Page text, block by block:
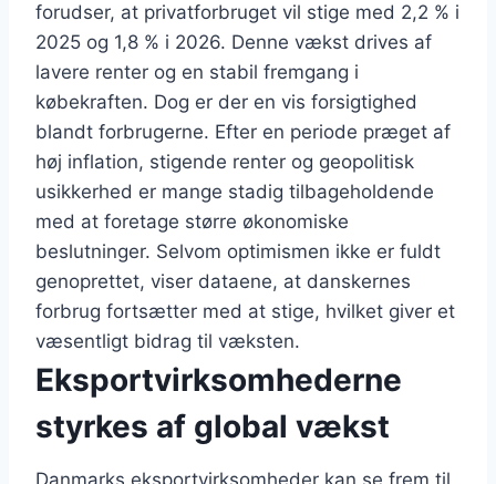
forudser, at privatforbruget vil stige med 2,2 % i
2025 og 1,8 % i 2026. Denne vækst drives af
lavere renter og en stabil fremgang i
købekraften. Dog er der en vis forsigtighed
blandt forbrugerne. Efter en periode præget af
høj inflation, stigende renter og geopolitisk
usikkerhed er mange stadig tilbageholdende
med at foretage større økonomiske
beslutninger. Selvom optimismen ikke er fuldt
genoprettet, viser dataene, at danskernes
forbrug fortsætter med at stige, hvilket giver et
væsentligt bidrag til væksten.
Eksportvirksomhederne
styrkes af global vækst